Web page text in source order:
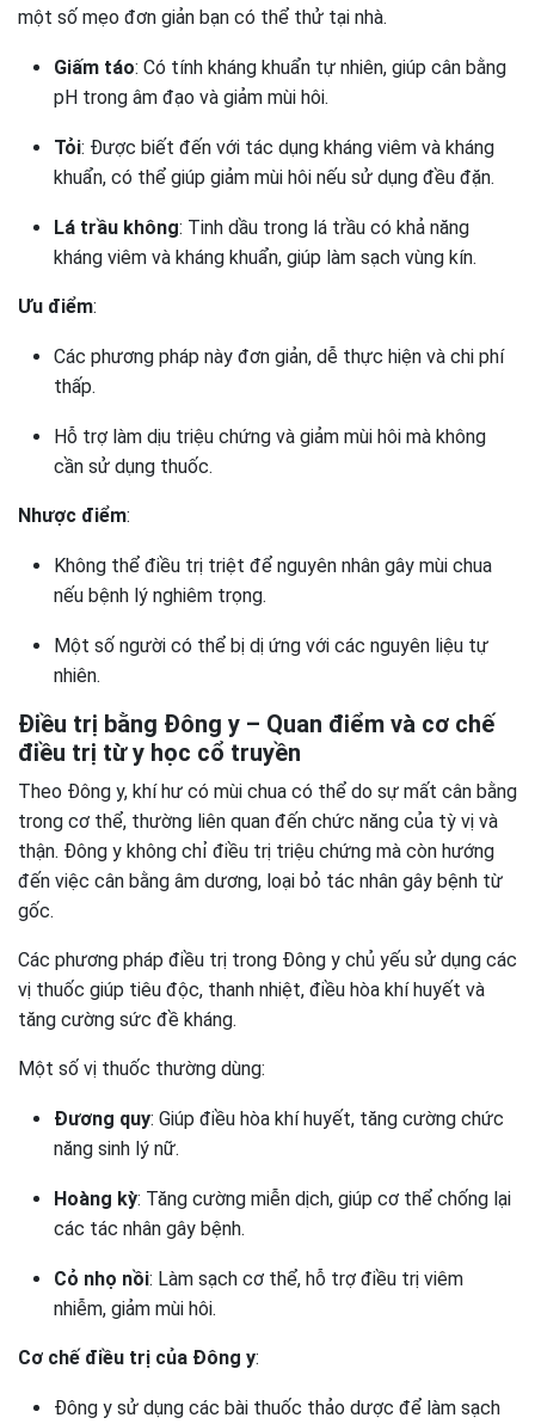
một số mẹo đơn giản bạn có thể thử tại nhà.
Giấm táo: Có tính kháng khuẩn tự nhiên, giúp cân bằng
pH trong âm đạo và giảm mùi hôi.
Tỏi: Được biết đến với tác dụng kháng viêm và kháng
khuẩn, có thể giúp giảm mùi hôi nếu sử dụng đều đặn.
Lá trầu không: Tinh dầu trong lá trầu có khả năng
kháng viêm và kháng khuẩn, giúp làm sạch vùng kín.
Ưu điểm:
Các phương pháp này đơn giản, dễ thực hiện và chi phí
thấp.
Hỗ trợ làm dịu triệu chứng và giảm mùi hôi mà không
cần sử dụng thuốc.
Nhược điểm:
Không thể điều trị triệt để nguyên nhân gây mùi chua
nếu bệnh lý nghiêm trọng.
Một số người có thể bị dị ứng với các nguyên liệu tự
nhiên.
Điều trị bằng Đông y – Quan điểm và cơ chế
điều trị từ y học cổ truyền
Theo Đông y, khí hư có mùi chua có thể do sự mất cân bằng
trong cơ thể, thường liên quan đến chức năng của tỳ vị và
thận. Đông y không chỉ điều trị triệu chứng mà còn hướng
đến việc cân bằng âm dương, loại bỏ tác nhân gây bệnh từ
gốc.
Các phương pháp điều trị trong Đông y chủ yếu sử dụng các
vị thuốc giúp tiêu độc, thanh nhiệt, điều hòa khí huyết và
tăng cường sức đề kháng.
Một số vị thuốc thường dùng:
Đương quy: Giúp điều hòa khí huyết, tăng cường chức
năng sinh lý nữ.
Hoàng kỳ: Tăng cường miễn dịch, giúp cơ thể chống lại
các tác nhân gây bệnh.
Cỏ nhọ nồi: Làm sạch cơ thể, hỗ trợ điều trị viêm
nhiễm, giảm mùi hôi.
Cơ chế điều trị của Đông y:
Đông y sử dụng các bài thuốc thảo dược để làm sạch